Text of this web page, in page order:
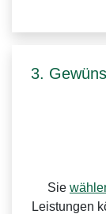
3.
Sie
Leistungen